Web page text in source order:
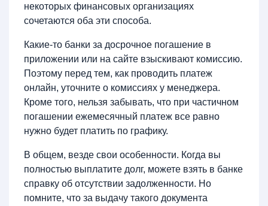
некоторых финансовых организациях
сочетаются оба эти способа.
Какие-то банки за досрочное погашение в
приложении или на сайте взыскивают комиссию.
Поэтому перед тем, как проводить платеж
онлайн, уточните о комиссиях у менеджера.
Кроме того, нельзя забывать, что при частичном
погашении ежемесячный платеж все равно
нужно будет платить по графику.
В общем, везде свои особенности. Когда вы
полностью выплатите долг, можете взять в банке
справку об отсутствии задолженности. Но
помните, что за выдачу такого документа